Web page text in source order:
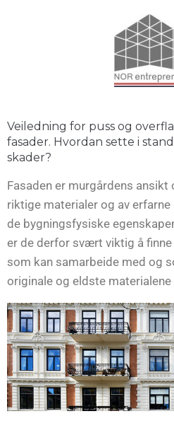
Veiledning for puss og
fasader. Hvordan sette i
skader?
Fasaden er murgårdens ansikt
riktige materialer og av
de bygningsfysiske
er de derfor svært viktig å
som kan samarbeide med og
originale og eldste materialene